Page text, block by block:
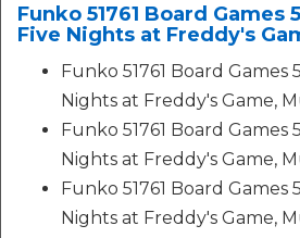
Funko 51761 Board Games
Five Nights at Freddy's
Funko 51761 Board Games
Nights at Freddy's Game,
Funko 51761 Board Games
Nights at Freddy's Game,
Funko 51761 Board Games
Nights at Freddy's Game,